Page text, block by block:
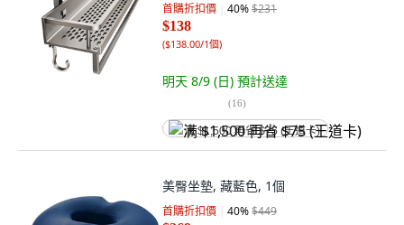
首購折扣價 40%$231
$138
($138.00/1個)
明天 8/9 (日) 預計送達
(16)
满 $1,500 再省 $75 (王道卡)
美臀坐墊, 藏藍色, 1個
首購折扣價 40%$449